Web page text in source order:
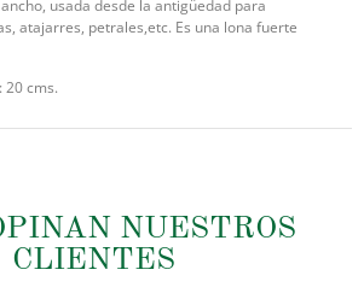
usada desde la antigüedad para
atajarres, petrales,etc. Es una lona fuerte
20 cms.
NUESTROS
CLIENTES